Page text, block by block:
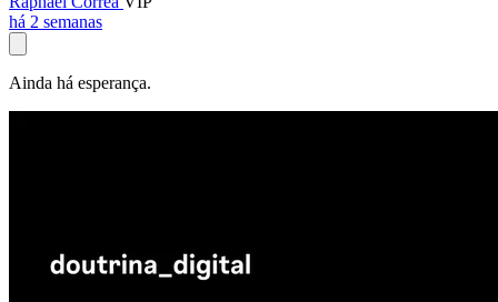
há 2 semanas
Ainda há esperança.